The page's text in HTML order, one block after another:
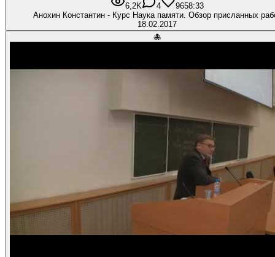
6,2K 4 9658:33
Анохин Константин - Курс Наука памяти. Обзор присланных
18.02.2017
🐙